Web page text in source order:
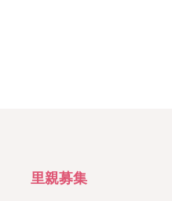
里親募集